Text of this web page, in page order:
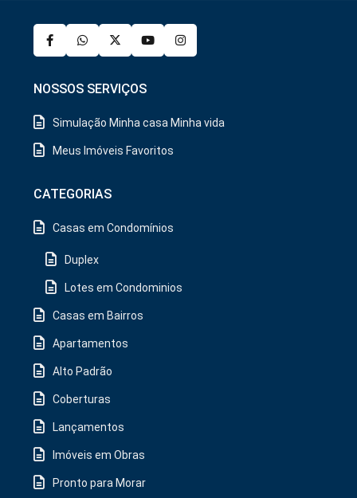
NOSSOS SERVIÇOS
Simulação Minha casa Minha vida
Meus Imóveis Favoritos
CATEGORIAS
Casas em Condomínios
Duplex
Lotes em Condominios
Casas em Bairros
Apartamentos
Alto Padrão
Coberturas
Lançamentos
Imóveis em Obras
Pronto para Morar